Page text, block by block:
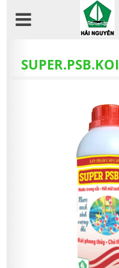
Nhảy
đến
nội
SUPER.PSB.KOI